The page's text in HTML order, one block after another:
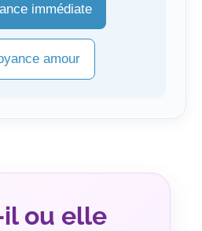
immédiate
amour
ou elle